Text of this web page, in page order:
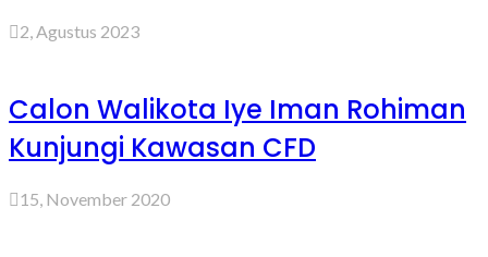
2, Agustus 2023
Calon Walikota Iye Iman Rohiman
Kunjungi Kawasan CFD
15, November 2020